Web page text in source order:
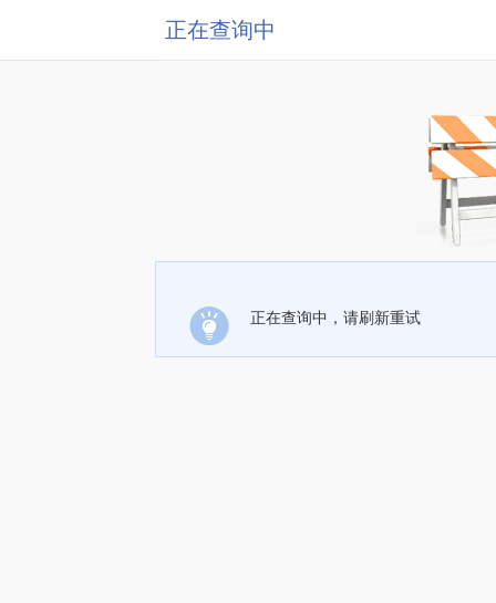
正在查询中
正在查询中，请刷新重试